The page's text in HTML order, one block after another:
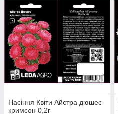
Насіння Квіти Айстра дюшес
кримсон 0,2г